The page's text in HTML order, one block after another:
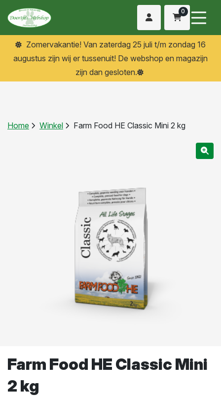
0
Zomervakantie! Van zaterdag 25 juli t/m zondag 16
augustus zijn wij er tussenuit! De webshop en magazijn
zijn dan gesloten.
Home Winkel Farm Food HE Classic Mini 2 kg
Farm Food HE Classic Mini
2 kg